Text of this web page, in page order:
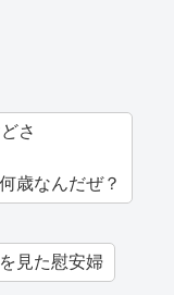
どさ
歳なんだぜ？
見た慰安婦